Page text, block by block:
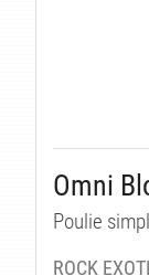
Omni
Poulie
ROCK